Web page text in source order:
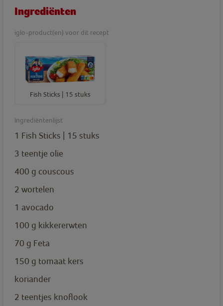
Ingrediënten
iglo-product(en) voor dit recept
Fish Sticks | 15 stuks
Ingrediëntenlijst
1 Fish Sticks | 15 stuks
3 teentje olie
400 g couscous
2 wortelen
1 avocado
100 g kikkererwten
70 g Feta
150 g tomaat kers
koriander
2 teentjes knoflook